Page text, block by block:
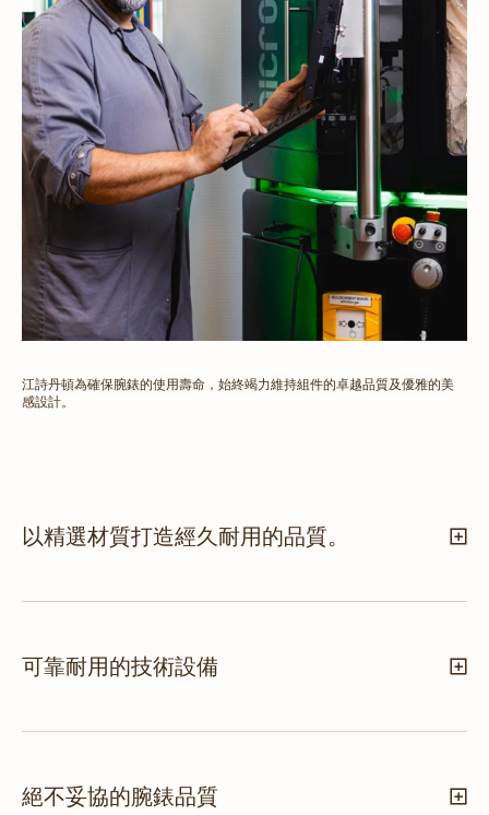
江詩丹頓為確保腕錶的使用壽命，始終竭力維持組件的卓越品質及優雅的美
感設計。
以精選材質打造經久耐用的品質。
可靠耐用的技術設備
絕不妥協的腕錶品質